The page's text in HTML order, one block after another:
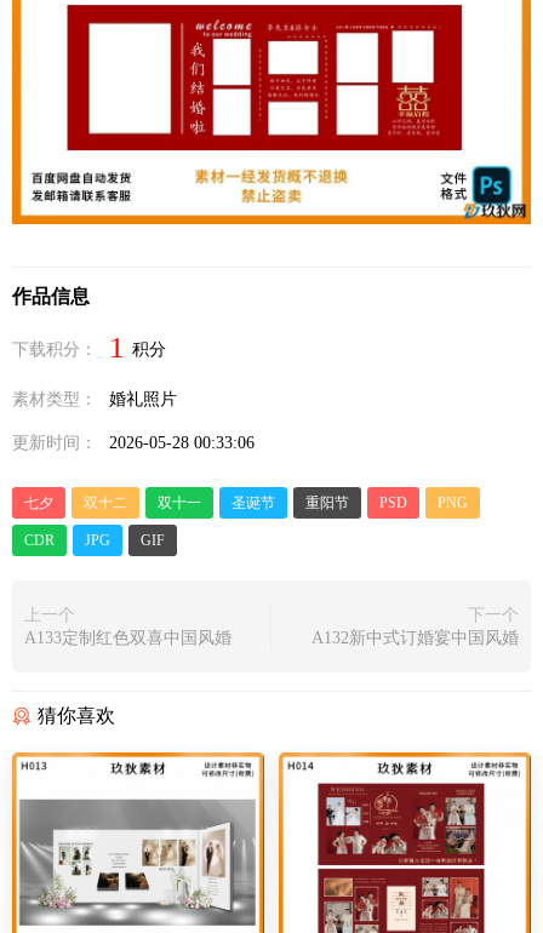
作品信息
下载积分： 1 积分
素材类型： 婚礼照片
更新时间： 2026-05-28 00:33:06
七夕 双十二 双十一 圣诞节 重阳节 PSD PNG
CDR JPG GIF
上一个
A133定制红色双喜中国风婚
下一个
A132新中式订婚宴中国风婚
猜你喜欢